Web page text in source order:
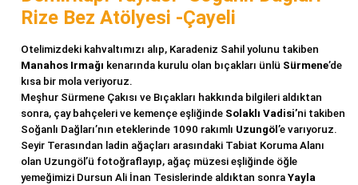
Rize Bez Atölyesi -Çayeli
Otelimizdeki kahvaltımızı alıp, Karadeniz Sahil yolunu takiben
Manahos Irmağı kenarında kurulu olan bıçakları ünlü Sürmene’de
kısa bir mola veriyoruz.
Meşhur Sürmene Çakısı ve Bıçakları hakkında bilgileri aldıktan
sonra, çay bahçeleri ve kemençe eşliğinde Solaklı Vadisi’ni takiben
Soğanlı Dağları’nın eteklerinde 1090 rakımlı Uzungöl ’e varıyoruz.
Seyir Terasından ladin ağaçları arasındaki Tabiat Koruma Alanı
olan Uzungöl’ü fotoğraflayıp, ağaç müzesi eşliğinde öğle
yemeğimizi Dursun Ali İnan Tesislerinde aldıktan sonra Yayla